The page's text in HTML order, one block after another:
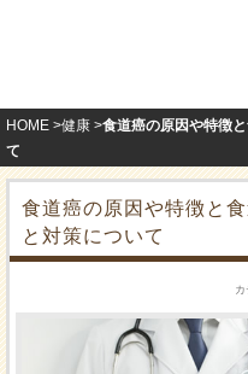
HOME 健康
食道癌の原因や特徴
て
食道癌の原因や特徴と
と対策について
カ